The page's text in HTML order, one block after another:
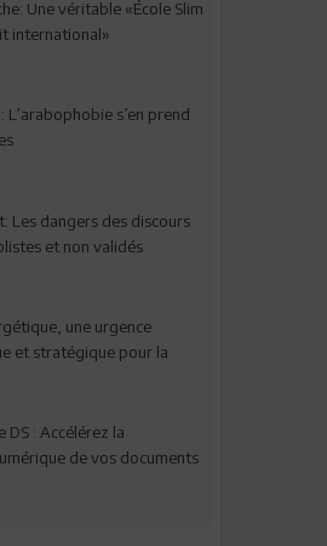
Une véritable «École Slim
international»
s’en prend
Les dangers des discours
et non validés
une urgence
et stratégique pour la
DS : Accélérez la
de vos documents